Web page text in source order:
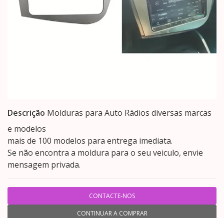
Descrição Molduras para Auto Rádios diversas marcas
e modelos
mais de 100 modelos para entrega imediata.
Se não encontra a moldura para o seu veiculo, envie
mensagem privada.
CONTACTE-NOS
CONTINUAR A COMPRAR